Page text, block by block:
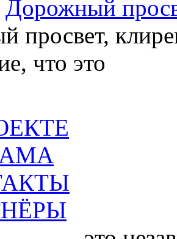
Дорожный
просвет,
что это